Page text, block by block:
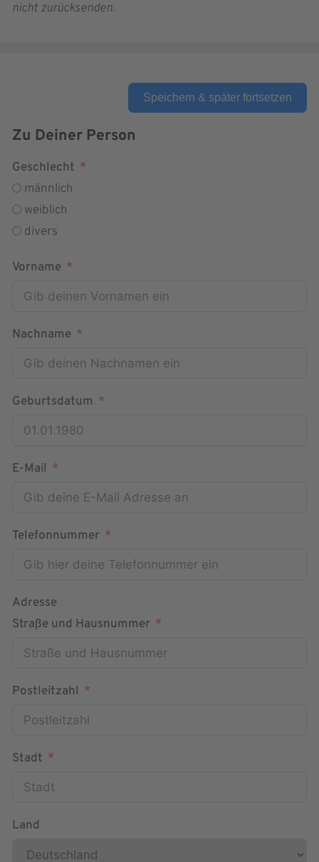
nicht zurücksenden.
Speichern & später fortsetzen
Zu Deiner Person
Geschlecht
männlich
weiblich
divers
Vorname
Nachname
Geburtsdatum
E-Mail
Telefonnummer
Adresse
Straße und Hausnummer
Postleitzahl
Stadt
Land